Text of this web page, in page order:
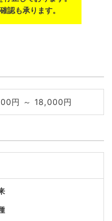
認も承ります。
円 ～ 18,000円